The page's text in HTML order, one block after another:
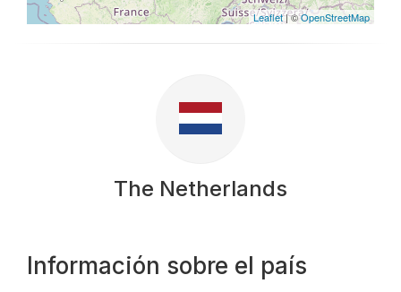
Leaflet| ©OpenStreetMap
The Netherlands
Información sobre el país